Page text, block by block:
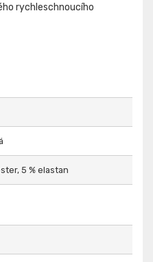
rychleschnoucího
5 % elastan